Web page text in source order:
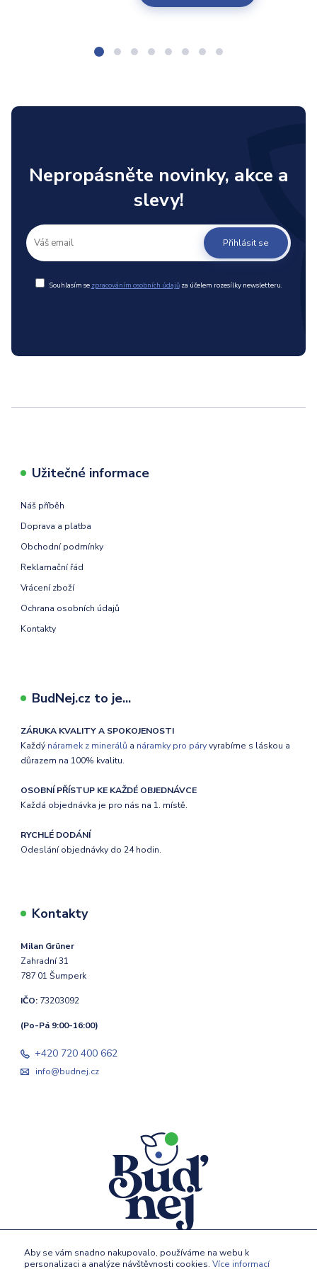
Nepropásněte novinky, akce a
slevy!
Přihlásit se
Souhlasím se zpracováním osobních údajůza účelem rozesílky newsletteru.
Užitečné informace
Náš příběh
Doprava a platba
Obchodní podmínky
Reklamační řád
Vrácení zboží
Ochrana osobních údajů
Kontakty
BudNej.cz to je...
ZÁRUKA KVALITY A SPOKOJENOSTI
Každý náramek z minerálů a náramky pro páryvyrabíme s láskou a
důrazem na 100% kvalitu.
OSOBNÍ PŘÍSTUP KE KAŽDÉ OBJEDNÁVCE
Každá objednávka je pro nás na 1. místě.
RYCHLÉ DODÁNÍ
Odeslání objednávky do 24 hodin.
Kontakty
Milan Grüner
Zahradní 31
787 01 Šumperk
IČO: 73203092
(Po-Pá 9:00-16:00)
+420 720 400 662
info@budnej.cz
Aby se vám snadno nakupovalo, používáme na webu k
personalizaci a analýze návštěvnosti cookies. Více informací